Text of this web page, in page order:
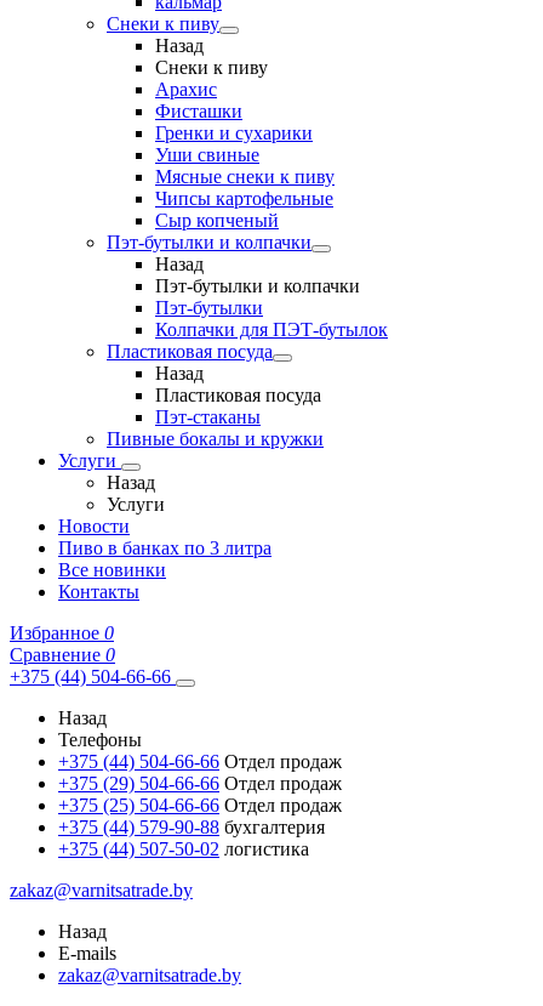
Снеки к пиву
Назад
Снеки к пиву
Арахис
Фисташки
Гренки и сухарики
Уши свиные
Мясные снеки к пиву
Чипсы картофельные
Сыр копченый
Пэт-бутылки и колпачки
Назад
Пэт-бутылки и колпачки
Пэт-бутылки
Колпачки для ПЭТ-бутылок
Пластиковая посуда
Назад
Пластиковая посуда
Пэт-стаканы
Пивные бокалы и кружки
Услуги
Назад
Услуги
Новости
Пиво в банках по 3 литра
Все новинки
Контакты
Избранное 0
Сравнение 0
+375 (44) 504-66-66
Назад
Телефоны
+375 (44) 504-66-66 Отдел продаж
+375 (29) 504-66-66 Отдел продаж
+375 (25) 504-66-66 Отдел продаж
+375 (44) 579-90-88 бухгалтерия
+375 (44) 507-50-02 логистика
zakaz@varnitsatrade.by
Назад
E-mails
zakaz@varnitsatrade.by